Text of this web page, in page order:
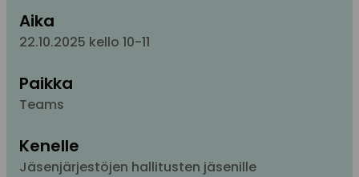
Aika
22.10.2025 kello 10-11
Paikka
Teams
Kenelle
Jäsenjärjestöjen hallitusten jäsenille